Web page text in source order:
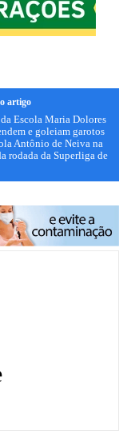
artigo
Escola Maria Dolores
e goleiam garotos
Antônio de Neiva na
rodada da Superliga de